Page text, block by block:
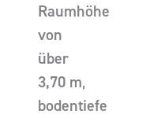
Raumhöhe
von
über
3,70 m,
bodentiefe